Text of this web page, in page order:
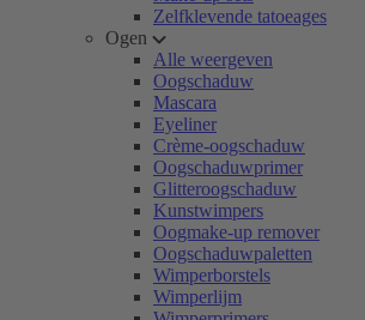
Zelfklevende tatoeages
Ogen
Alle weergeven
Oogschaduw
Mascara
Eyeliner
Crème-oogschaduw
Oogschaduwprimer
Glitteroogschaduw
Kunstwimpers
Oogmake-up remover
Oogschaduwpaletten
Wimperborstels
Wimperlijm